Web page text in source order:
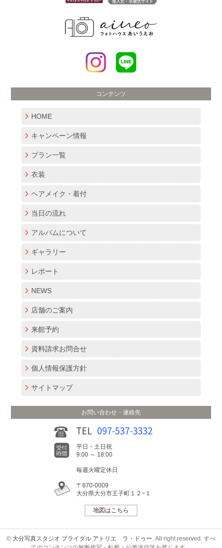
コンテンツ
HOME
キャンペーン情報
プラン一覧
衣装
ヘアメイク・着付
当日の流れ
アルバムについて
ギャラリー
レポート
NEWS
店舗のご案内
来館予約
資料請求お問合せ
個人情報保護方針
サイトマップ
お問い合わせ・連絡先
TEL 097-537-3332
平日・土日祝
9:00 ～ 18:00
毎週火曜定休日
〒870-0009
大分県大分市王子町１２−１
地図はこちら
© 大分写真スタジオ ブライダル アトリエ ラ・ドゥー . All right reserved. すべ